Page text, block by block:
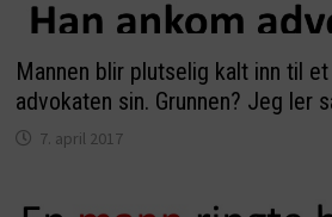
Mannen blir plutselig kalt inn til
advokaten sin. Grunnen? Jeg ler
7. april 2017